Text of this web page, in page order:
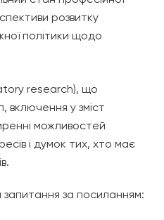
розвитку
політики щодо
research), що
включення у зміст
можливостей
і думок тих, хто має
запитання за посиланням: